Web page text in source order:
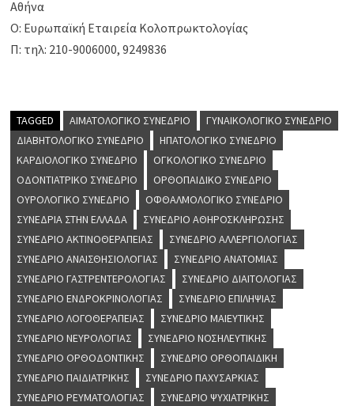
Αθήνα
Ο: Ευρωπαϊκή Εταιρεία Κολοπρωκτολογίας
Π: τηλ: 210-9006000, 9249836
TAGGED ΑΙΜΑΤΟΛΟΓΙΚΌ ΣΥΝΈΔΡΙΟ
ΓΥΝΑΙΚΟΛΟΓΙΚΌ ΣΥΝΈΔΡΙΟ
ΔΙΑΒΗΤΟΛΟΓΙΚΌ ΣΥΝΈΔΡΙΟ
ΗΠΑΤΟΛΟΓΙΚΌ ΣΥΝΈΔΡΙΟ
ΚΑΡΔΙΟΛΟΓΙΚΌ ΣΥΝΈΔΡΙΟ
ΟΓΚΟΛΟΓΙΚΌ ΣΥΝΈΔΡΙΟ
ΟΔΟΝΤΙΑΤΡΙΚΌ ΣΥΝΈΔΡΙΟ
ΟΡΘΟΠΑΙΔΙΚΌ ΣΥΝΈΔΡΙΟ
ΟΥΡΟΛΟΓΙΚΌ ΣΥΝΈΔΡΙΟ
ΟΦΘΑΛΜΟΛΟΓΙΚΌ ΣΥΝΈΔΡΙΟ
ΣΥΝΈΔΡΙΑ ΣΤΗΝ ΕΛΛΆΔΑ
ΣΥΝΈΔΡΙΟ ΑΘΗΡΟΣΚΛΉΡΩΣΗΣ
ΣΥΝΈΔΡΙΟ ΑΚΤΙΝΟΘΕΡΑΠΕΊΑΣ
ΣΥΝΈΔΡΙΟ ΑΛΛΕΡΓΙΟΛΟΓΊΑΣ
ΣΥΝΈΔΡΙΟ ΑΝΑΙΣΘΗΣΙΟΛΟΓΊΑΣ
ΣΥΝΈΔΡΙΟ ΑΝΑΤΟΜΊΑΣ
ΣΥΝΈΔΡΙΟ ΓΑΣΤΡΕΝΤΕΡΟΛΟΓΊΑΣ
ΣΥΝΈΔΡΙΟ ΔΙΑΙΤΟΛΟΓΊΑΣ
ΣΥΝΈΔΡΙΟ ΕΝΔΡΟΚΡΙΝΟΛΟΓΊΑΣ
ΣΥΝΈΔΡΙΟ ΕΠΙΛΗΨΊΑΣ
ΣΥΝΈΔΡΙΟ ΛΟΓΟΘΕΡΑΠΕΊΑΣ
ΣΥΝΈΔΡΙΟ ΜΑΙΕΥΤΙΚΉΣ
ΣΥΝΈΔΡΙΟ ΝΕΥΡΟΛΟΓΊΑΣ
ΣΥΝΈΔΡΙΟ ΝΟΣΗΛΕΥΤΙΚΉΣ
ΣΥΝΈΔΡΙΟ ΟΡΘΟΔΟΝΤΙΚΉΣ
ΣΥΝΈΔΡΙΟ ΟΡΘΟΠΑΙΔΙΚΉ
ΣΥΝΈΔΡΙΟ ΠΑΙΔΙΑΤΡΙΚΉΣ
ΣΥΝΈΔΡΙΟ ΠΑΧΥΣΑΡΚΊΑΣ
ΣΥΝΈΔΡΙΟ ΡΕΥΜΑΤΟΛΟΓΊΑΣ
ΣΥΝΈΔΡΙΟ ΨΥΧΙΑΤΡΙΚΉΣ